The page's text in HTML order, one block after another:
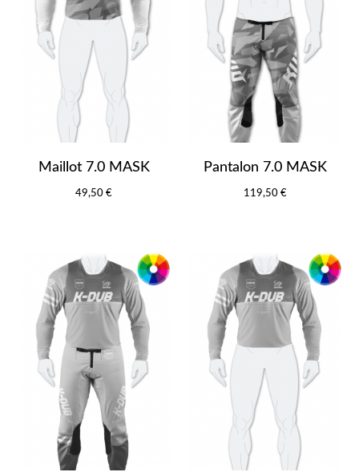
Maillot 7.0 MASK
49,50 €
Pantalon 7.0 MASK
119,50 €